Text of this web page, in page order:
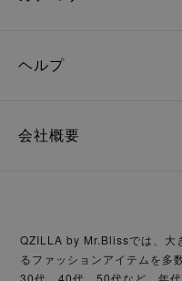
ヘルプ
会社概要
QZILLA by Mr.Blissでは、大
るファッションアイテムを多
30代、40代、50代など、年